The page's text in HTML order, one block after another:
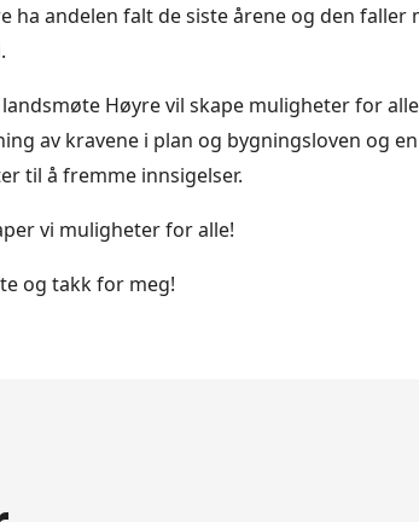
ha andelen falt de siste årene og den
Høyre vil skape muligheter for
av kravene i plan og bygningsloven og
til å fremme innsigelser.
vi muligheter for alle!
og takk for meg!